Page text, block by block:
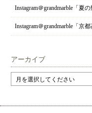
Instagram＠grandmarble「夏
Instagram＠grandmarble「京
アーカイブ